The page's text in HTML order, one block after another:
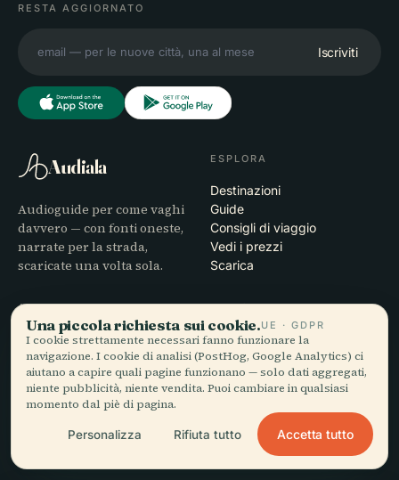
RESTA AGGIORNATO
Iscriviti
Audiala
Audioguide per come vaghi
davvero — con fonti oneste,
narrate per la strada,
scaricate una volta sola.
ESPLORA
Destinazioni
Guide
Consigli di viaggio
Vedi i prezzi
Scarica
AZIENDA
Chi siamo
Processo editoriale
Missione
AIUTO
Assistenza
Risoluzione dei problemi
dell'app
Contatti
Diventa partner
Una piccola richiesta sui cookie.UE · GDPR
I cookie strettamente necessari fanno funzionare la
navigazione. I cookie di analisi (PostHog, Google Analytics) ci
aiutano a capire quali pagine funzionano — solo dati aggregati,
niente pubblicità, niente vendita. Puoi cambiare in qualsiasi
momento dal piè di pagina.
Personalizza Rifiuta tutto Accetta tutto